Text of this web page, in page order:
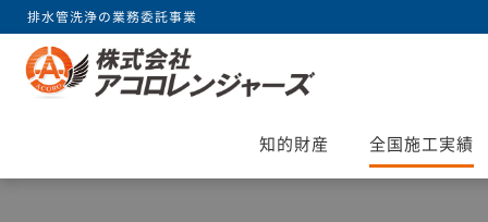
排水管洗浄の業務委託事業
知的財産 全国施工実績